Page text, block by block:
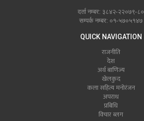
दर्ता नम्बर: ३८४२-२२०७९-८०
सम्पर्क नम्बर: ०१-५७०५१४७
QUICK NAVIGATION
राजनीति
देश
अर्थ बाणिज्य
खेलकुद
कला सहित्य मनोरंजन
अपराध
प्रबिधि
विचार ब्लग